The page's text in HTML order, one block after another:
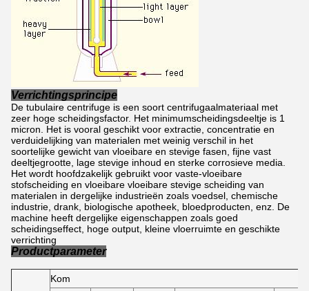
Verrichtingsprincipe
De tubulaire centrifuge is een soort centrifugaalmateriaal met
zeer hoge scheidingsfactor. Het minimumscheidingsdeeltje is 1
micron. Het is vooral geschikt voor extractie, concentratie en
verduidelijking van materialen met weinig verschil in het
soortelijke gewicht van vloeibare en stevige fasen, fijne vast
deeltjegrootte, lage stevige inhoud en sterke corrosieve media.
Het wordt hoofdzakelijk gebruikt voor vaste-vloeibare
stofscheiding en vloeibare vloeibare stevige scheiding van
materialen in dergelijke industrieën zoals voedsel, chemische
industrie, drank, biologische apotheek, bloedproducten, enz. De
machine heeft dergelijke eigenschappen zoals goed
scheidingseffect, hoge output, kleine vloerruimte en geschikte
verrichting
Productparameter
Kom